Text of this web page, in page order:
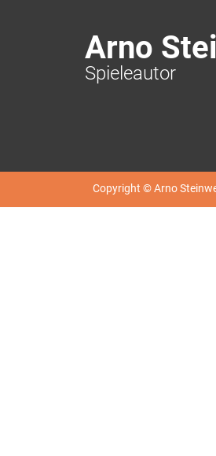
Arno
Spieleautor
Copyright © Arno